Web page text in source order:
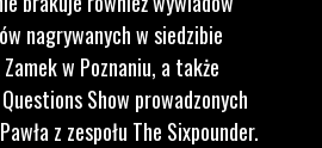
nagrywanych w siedzibie
w Poznaniu, a także
Show prowadzonych
z zespołu The Sixpounder.